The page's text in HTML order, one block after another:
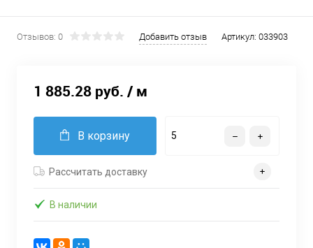
Отзывов: 0 Добавить отзыв Артикул: 033903
1 885.28 руб. / м
В корзину
Рассчитать доставку
В наличии